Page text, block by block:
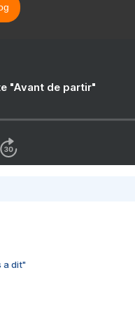
"Avant de partir"
a dit"